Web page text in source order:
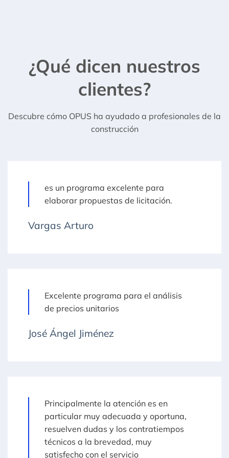
¿Qué dicen nuestros
clientes?
Descubre cómo OPUS ha ayudado a profesionales de la
construcción
es un programa excelente para
elaborar propuestas de licitación.
Vargas Arturo
Excelente programa para el análisis
de precios unitarios
José Ángel Jiménez
Principalmente la atención es en
particular muy adecuada y oportuna,
resuelven dudas y los contratiempos
técnicos a la brevedad, muy
satisfecho con el servicio